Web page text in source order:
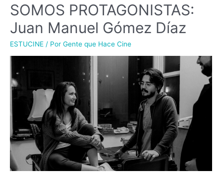
SOMOS PROTAGONISTAS:
Juan Manuel Gómez Díaz
ESTUCINE / Por Gente que Hace Cine